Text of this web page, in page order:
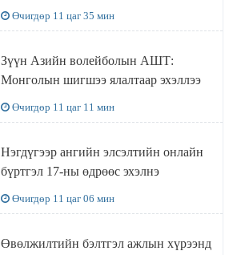
Өчигдөр 11 цаг 35 мин
Зүүн Азийн волейболын АШТ:
Монголын шигшээ ялалтаар эхэллээ
Өчигдөр 11 цаг 11 мин
Нэгдүгээр ангийн элсэлтийн онлайн
бүртгэл 17-ны өдрөөс эхэлнэ
Өчигдөр 11 цаг 06 мин
Өвөлжилтийн бэлтгэл ажлын хүрээнд